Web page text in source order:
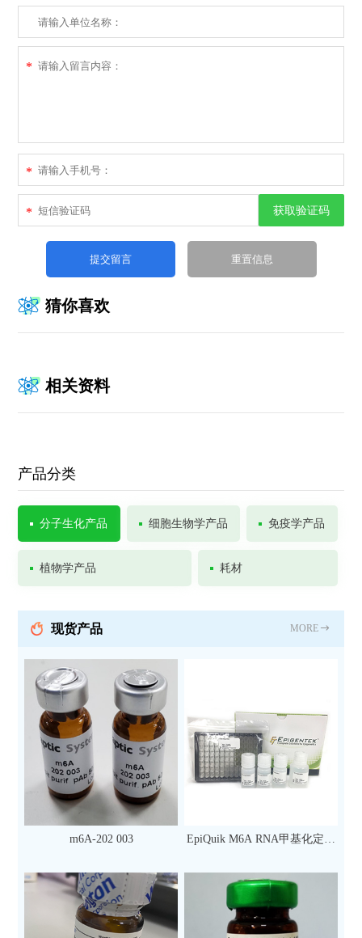
*
*
* 获取验证码
猜你喜欢
相关资料
产品分类
分子生化产品 细胞生物学产品 免疫学产品
植物学产品 耗材
现货产品 MORE
m6A-202 003
EpiQuik M6A RNA甲基化定量
次）